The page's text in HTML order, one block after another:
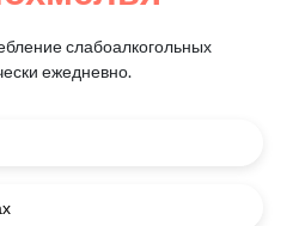
слабоалкогольных
ежедневно.